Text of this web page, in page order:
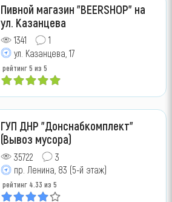
Пивной магазин "BEERSHOP" на
ул. Казанцева
1341
1
ул. Казанцева, 17
рейтинг5 из 5
ГУП ДНР "Донснабкомплект"
(Вывоз мусора)
35722
3
пр. Ленина, 83 (5-й этаж)
рейтинг 4.33 из 5